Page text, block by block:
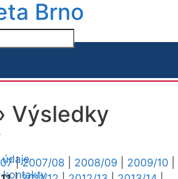
Brno
kontakty
Výsledky
|2007/08 2008/09 2009/10